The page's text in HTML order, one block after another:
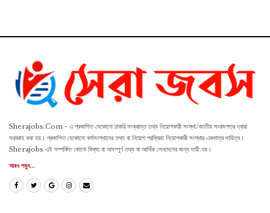
Sherajobs.Com - এ প্রকাশিত যেকোনো চাকরি সংক্রান্ত তথ্য নিয়োগকারী সংস্থা/জাতীয় সংবাদপত্র দ্বারা
সরবরাহ করা হয়। প্রকাশিত যেকোনো কর্মসংস্থানের তথ্য বা নিয়োগ প্রক্রিয়া নিয়োগকারী সংস্থার একমাত্র দায়িত্ব।
Sherajobs এই সম্পর্কিত কোনো মিথ্যা বা অসম্পূর্ণ তথ্য বা আর্থিক লেনদেনের জন্য দায়ী নয়।
আরও পড়ুন...